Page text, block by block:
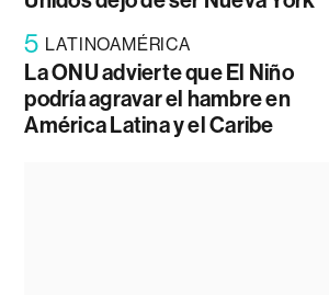
5 LATINOAMÉRICA
La ONU advierte que El Niño
podría agravar el hambre en
América Latina y el Caribe